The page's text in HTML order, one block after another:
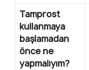
Tamprost
kullanmaya
başlamadan
önce ne
yapmalıyım?